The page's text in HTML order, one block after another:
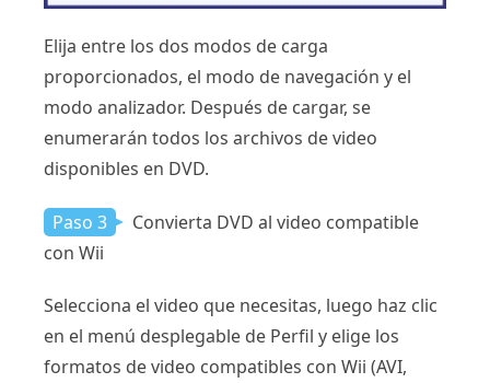
Elija entre los dos modos de carga
proporcionados, el modo de navegación y el
modo analizador. Después de cargar, se
enumerarán todos los archivos de video
disponibles en DVD.
Paso 3
Convierta DVD al video compatible
con Wii
Selecciona el video que necesitas, luego haz clic
en el menú desplegable de Perfil y elige los
formatos de video compatibles con Wii (AVI,